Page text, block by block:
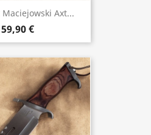
Axt...
€